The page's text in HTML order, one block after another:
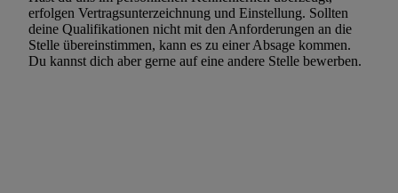
erfolgen Vertragsunterzeichnung und Einstellung. Sollten
deine Qualifikationen nicht mit den Anforderungen an die
Stelle übereinstimmen, kann es zu einer Absage kommen.
Du kannst dich aber gerne auf eine andere Stelle bewerben.
Werbung. Speichern von oder Zugriff auf Informationen auf
Entwicklung und Verbesserung der Angebote. Analyse von
Statistiken oder Kombinationen von Daten aus verschiedenen